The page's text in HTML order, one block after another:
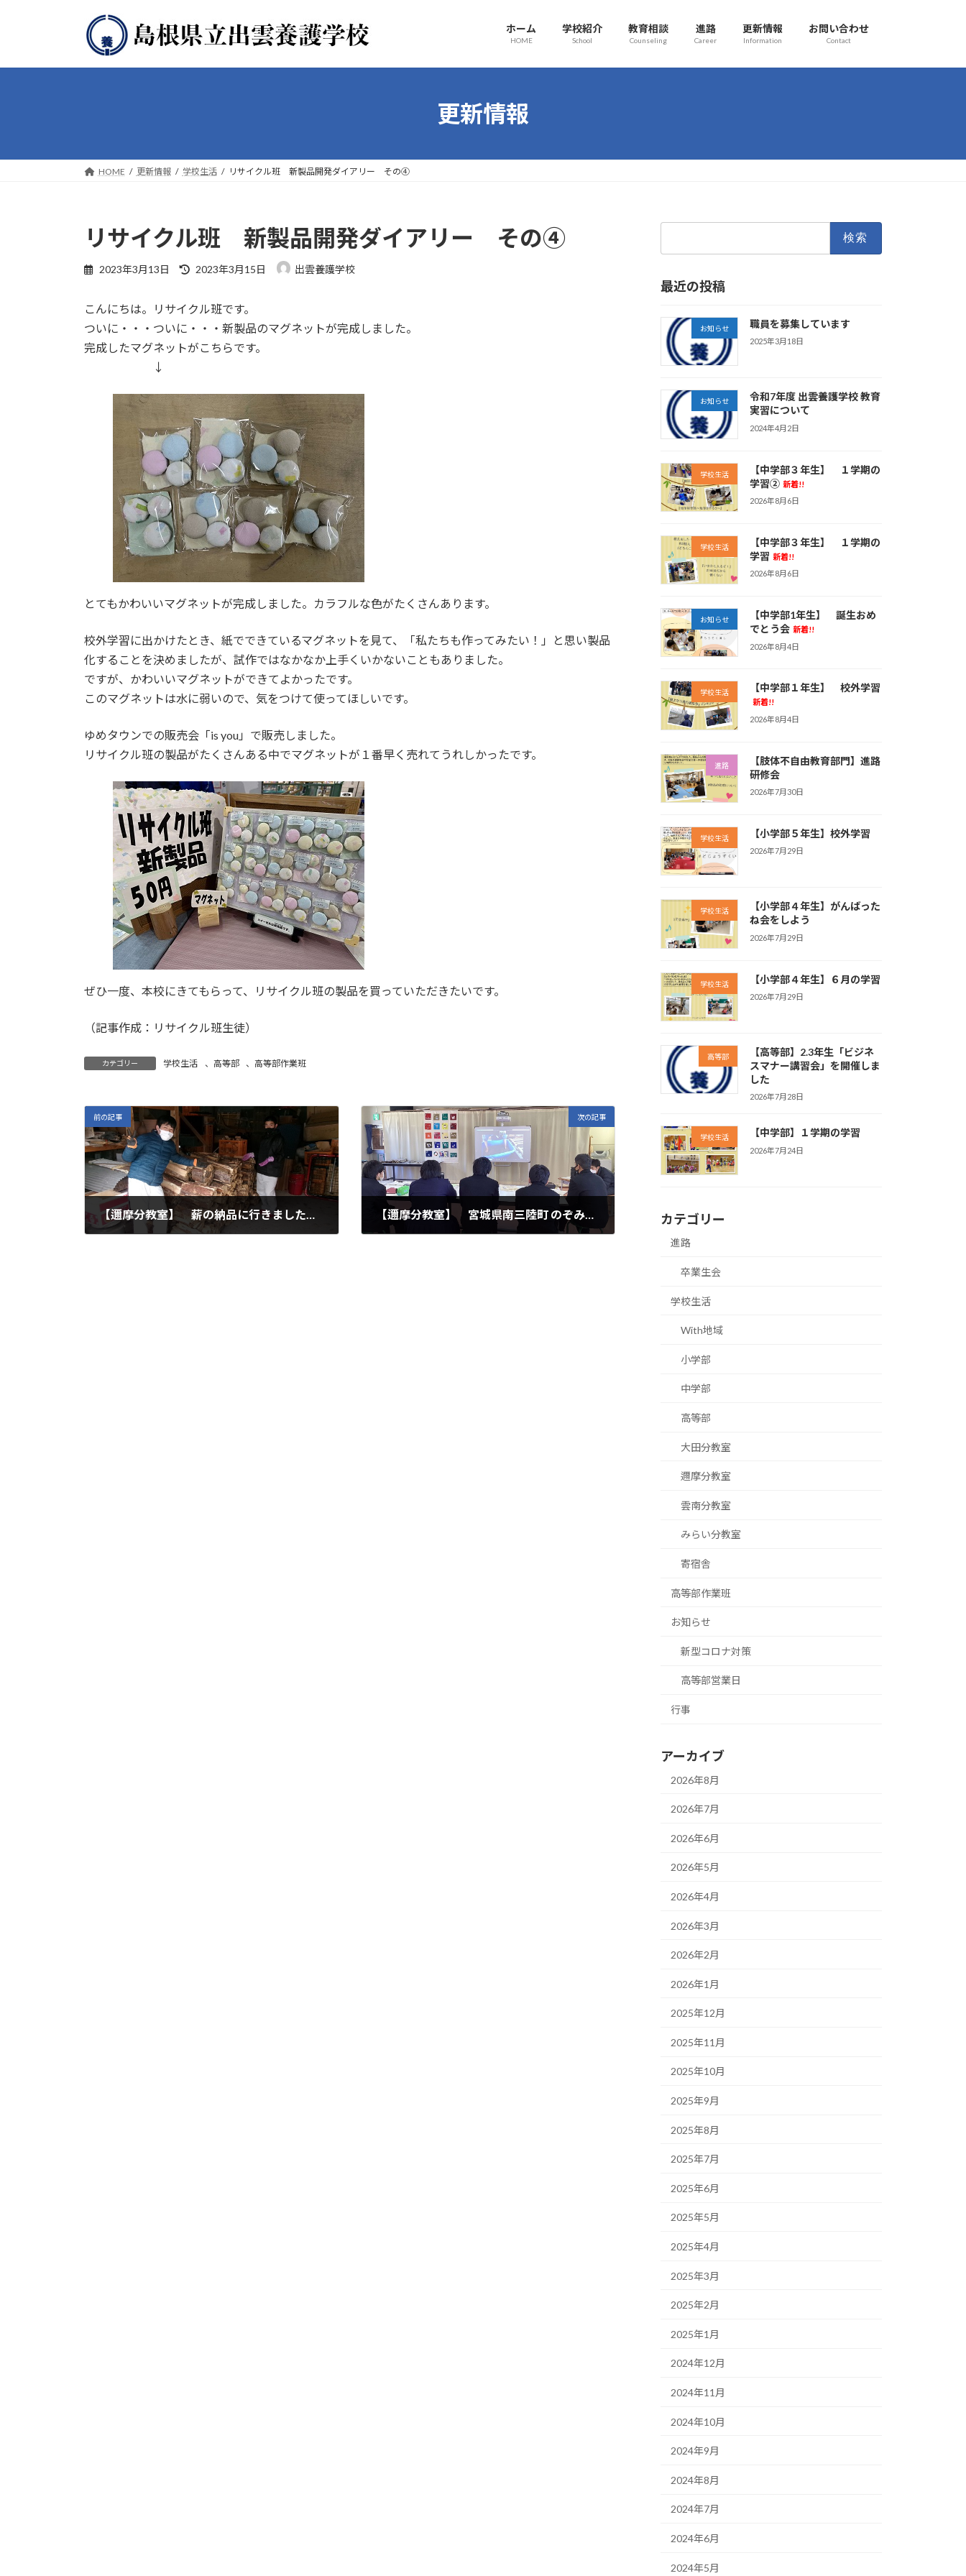
プ
動
ホーム
HOME
学校紹介
School
教育相談
Counseling
進路
Career
更新情報
Information
お問い合わせ
Contact
更新情報
HOME 更新情報 学校生活 リサイクル班 新製品開発ダイアリー その④
リサイクル班 新製品開発ダイアリー その④
2023年3月13日
最
新
:
2023年3月15日 出雲養護学校
こんにちは。リサイクル班です。
ついに・・・ついに・・・新製品のマグネットが完成しました。
完成したマグネットがこちらです。
↓
とてもかわいいマグネットが完成しました。カラフルな色がたくさんあります。
校外学習に出かけたとき、紙でできているマグネットを見て、「私たちも作ってみたい！」と思い製品
化することを決めましたが、試作ではなかなか上手くいかないこともありました。
ですが、かわいいマグネットができてよかったです。
このマグネットは水に弱いので、気をつけて使ってほしいです。
ゆめタウンでの販売会「is you」で販売しました。
リサイクル班の製品がたくさんある中でマグネットが１番早く売れてうれしかったです。
ぜひ一度、本校にきてもらって、リサイクル班の製品を買っていただきたいです。
（記事作成：リサイクル班生徒）
カテゴリー 学校生活 、 高等部 、高等部作業班
前の記事
【邇摩分教室】 薪の納品に行きました（農業班）
次の記事
【邇摩分教室】 宮城県南三陸町 のぞみ福祉作業所とのリモート交流
最近の投稿
お知らせ 職員を募集しています
2025年3月18日
お知らせ
令和7年度 出雲養護学校 教育
実習について
2024年4月2日
学校生活
【中学部３年生】 １学期の
学習② 新着!!
2026年8月6日
学校生活
【中学部３年生】 １学期の
学習 新着!!
2026年8月6日
お知らせ
【中学部1年生】 誕生おめ
でとう会 新着!!
2026年8月4日
学校生活 【中学部１年生】 校外学習
新着!!
2026年8月4日
進路
【肢体不自由教育部門】進路
研修会
2026年7月30日
学校生活 【小学部５年生】校外学習
2026年7月29日
学校生活
【小学部４年生】がんばった
ね会をしよう
2026年7月29日
学校生活 【小学部４年生】６月の学習
2026年7月29日
高等部
【高等部】2.3年生「ビジネ
スマナー講習会」を開催しま
した
2026年7月28日
学校生活 【中学部】１学期の学習
2026年7月24日
カテゴリー
進路
卒業生会
学校生活
With地域
小学部
中学部
高等部
大田分教室
邇摩分教室
雲南分教室
みらい分教室
寄宿舎
高等部作業班
お知らせ
新型コロナ対策
高等部営業日
行事
アーカイブ
2026年8月
2026年7月
2026年6月
2026年5月
2026年4月
2026年3月
2026年2月
2026年1月
2025年12月
2025年11月
2025年10月
2025年9月
2025年8月
2025年7月
2025年6月
2025年5月
2025年4月
2025年3月
2025年2月
2025年1月
2024年12月
2024年11月
2024年10月
2024年9月
2024年8月
2024年7月
2024年6月
2024年5月